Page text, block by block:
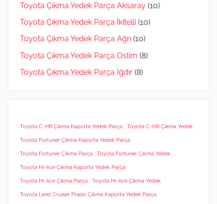
Toyota Çıkma Yedek Parça Aksaray (10)
Toyota Çıkma Yedek Parça İkitelli (10)
Toyota Çıkma Yedek Parça Ağrı (10)
Toyota Çıkma Yedek Parça Ostim (8)
Toyota Çıkma Yedek Parça Iğdır (8)
Toyota C-HR Çıkma Kaporta Yedek Parça Toyota C-HR Çıkma Yedek
Toyota Fortuner Çıkma Kaporta Yedek Parça
Toyota Fortuner Çıkma Parça Toyota Fortuner Çıkma Yedek
Toyota Hi-Ace Çıkma Kaporta Yedek Parça
Toyota Hi-Ace Çıkma Parça Toyota Hi-Ace Çıkma Yedek
Toyota Land Cruiser Prado Çıkma Kaporta Yedek Parça